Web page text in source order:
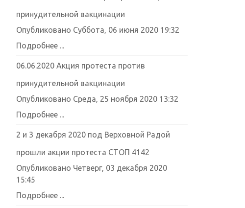
принудительной вакцинации
Опубликовано Суббота, 06 июня 2020 19:32
Подробнее ...
06.06.2020 Акция протеста против
принудительной вакцинации
Опубликовано Среда, 25 ноября 2020 13:32
Подробнее ...
2 и 3 декабря 2020 под Верховной Радой
прошли акции протеста СТОП 4142
Опубликовано Четверг, 03 декабря 2020
15:45
Подробнее ...